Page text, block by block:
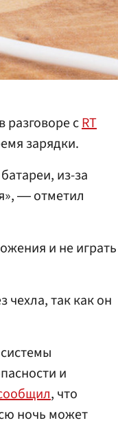
в разговоре сRT
зарядки.
из-за
― отметил
и не играть
так как он
и
, что
ночь может